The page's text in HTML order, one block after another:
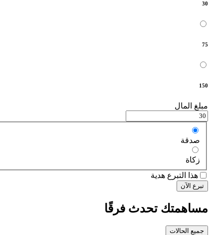
30
75
150
مبلغ المال
صدقة
زكاة
هذا التبرع هدية
تبرع الآن
مساهمتك تحدث فرقًا
جميع الحالات